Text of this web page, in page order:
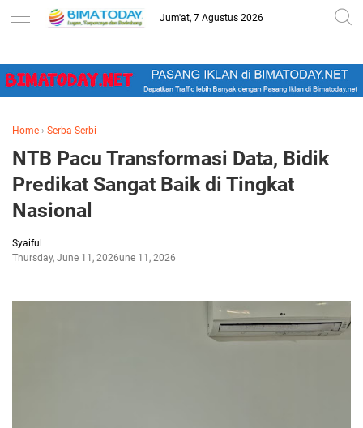
-->
Jum'at, 7 Agustus 2026
Home › Serba-Serbi
NTB Pacu Transformasi Data, Bidik
Predikat Sangat Baik di Tingkat
Nasional
Syaiful
Thursday, June 11, 2026June 11, 2026